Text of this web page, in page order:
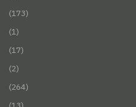
(173)
(1)
(17)
(2)
(264)